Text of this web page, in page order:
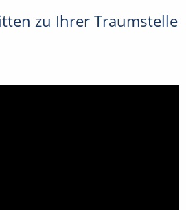
zu Ihrer Traumstelle